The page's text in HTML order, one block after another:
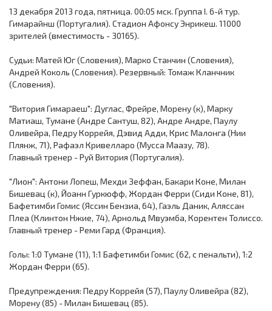
13 декабря 2013 года, пятница. 00:05 мск. Группа I. 6-й тур.
Гимарайнш (Португалия). Стадион Афонсу Энрикеш. 11000
зрителей (вместимость - 30165).
Судьи: Матей Юг (Словения), Марко Станчин (Словения),
Андрей Коколь (Словения). Резервный: Томаж Кланчник
(Словения).
"Витория Гимараеш": Дуглас, Фрейре, Морену (к), Марку
Матиаш, Тумане (Андре Сантуш, 82), Андре Андре, Паулу
Оливейра, Педру Коррейя, Дэвид Адди, Крис Малонга (Нии
Плянж, 71), Рафаэл Кривелларо (Мусса Маазу, 78).
Главный тренер - Руй Витория (Португалия).
"Лион": Антони Лопеш, Мехди Зеффан, Бакари Коне, Милан
Бишевац (к), Йоанн Гуркюфф, Жордан Ферри (Сиди Коне, 81),
Бафетимби Гомис (Яссин Бензиа, 64), Гаэль Даник, Аляссан
Плеа (Клинтон Нжие, 74), Арнольд Мвуэмба, Корентен Толиссо.
Главный тренер - Реми Гард (Франция).
Голы: 1:0 Тумане (11), 1:1 Бафетимби Гомис (62, с пенальти), 1:2
Жордан Ферри (65).
Предупреждения: Педру Коррейя (57), Паулу Оливейра (82),
Морену (85) - Милан Бишевац (85).